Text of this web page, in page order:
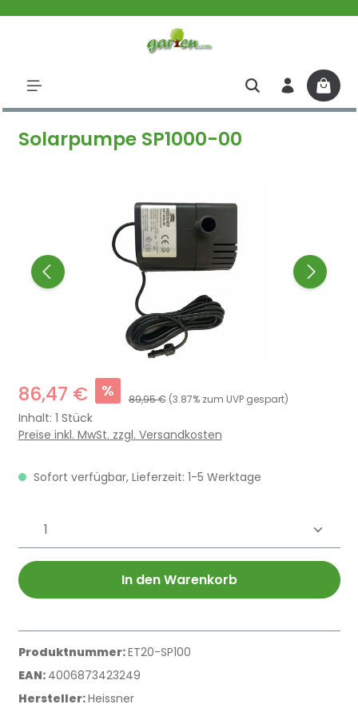
Solarpumpe SP1000-00
86,47 € % 89,95 € (3.87% zum UVP gespart)
Inhalt: 1 Stück
Preise inkl. MwSt. zzgl. Versandkosten
Sofort verfügbar, Lieferzeit: 1-5 Werktage
Produkt Anzahl: Gib den
In den Warenkorb
Produktnummer:ET20-SP100
EAN: 4006873423249
Hersteller:Heissner